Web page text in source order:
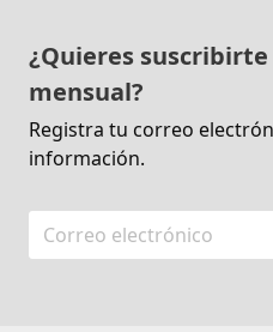
¿Quieres
mensual?
Registra tu correo
información.